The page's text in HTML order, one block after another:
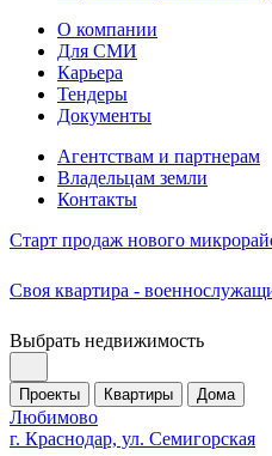
О компании
Для СМИ
Карьера
Тендеры
Документы
Агентствам и партнерам
Владельцам земли
Контакты
Старт продаж нового
Своя квартира -
Выбрать недвижимость
Проекты Квартиры Дома
Любимово
г. Краснодар, ул. Семигорская